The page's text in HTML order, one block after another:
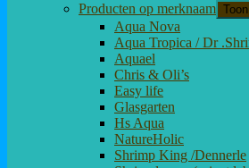
Producten op merknaam
Aqua Nova
Aqua Tropica / Dr
Aquael
Chris & Oli’s
Easy life
Glasgarten
Hs Aqua
NatureHolic
Shrimp King /Dennerle